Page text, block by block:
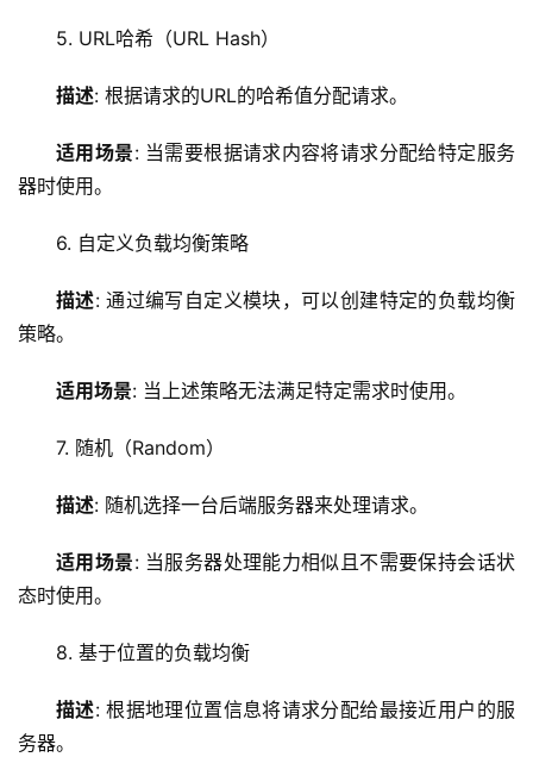
站
络
5. URL哈希（URL Hash）
描述: 根据请求的URL的哈希值分配请求。
适用场景: 当需要根据请求内容将请求分配给特定服务
器时使用。
6. 自定义负载均衡策略
描述: 通过编写自定义模块，可以创建特定的负载均衡
策略。
适用场景: 当上述策略无法满足特定需求时使用。
7. 随机（Random）
描述: 随机选择一台后端服务器来处理请求。
适用场景: 当服务器处理能力相似且不需要保持会话状
态时使用。
8. 基于位置的负载均衡
描述: 根据地理位置信息将请求分配给最接近用户的服
务器。